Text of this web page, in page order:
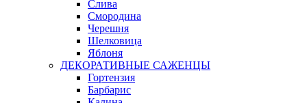
Слива
Смородина
Черешня
Шелковица
Яблоня
ДЕКОРАТИВНЫЕ САЖЕНЦЫ
Гортензия
Барбарис